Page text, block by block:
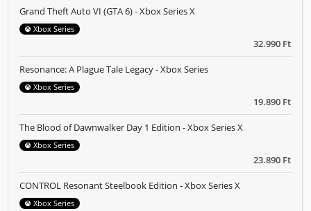
32.990 Ft
Grand Theft Auto VI (GTA 6) - Xbox Series X
Xbox Series
19.890 Ft
Resonance: A Plague Tale Legacy - Xbox Series
Xbox Series
23.890 Ft
The Blood of Dawnwalker Day 1 Edition - Xbox Series X
Xbox Series
CONTROL Resonant Steelbook Edition - Xbox Series X
Xbox Series